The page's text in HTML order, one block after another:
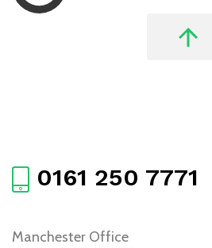
0161 250 7771
Manchester Office